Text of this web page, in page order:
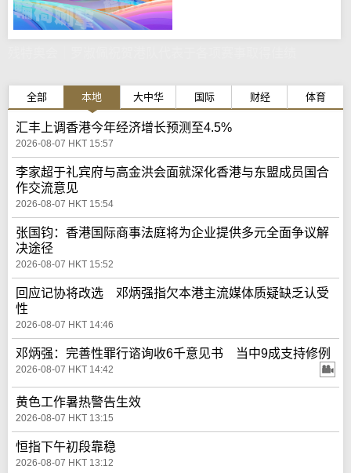
全部 本地 大中华 国际 财经 体育
汇丰上调香港今年经济增长预测至4.5%
2026-08-07 HKT 15:57
李家超于礼宾府与高金洪会面就深化香港与东盟成员国合
作交流意见
2026-08-07 HKT 15:54
张国钧：香港国际商事法庭将为企业提供多元全面争议解
决途径
2026-08-07 HKT 15:52
回应记协将改选 邓炳强指欠本港主流媒体质疑缺乏认受
性
2026-08-07 HKT 14:46
邓炳强：完善性罪行谘询收6千意见书 当中9成支持修例
2026-08-07 HKT 14:42
黄色工作暑热警告生效
2026-08-07 HKT 13:15
恒指下午初段靠稳
2026-08-07 HKT 13:12